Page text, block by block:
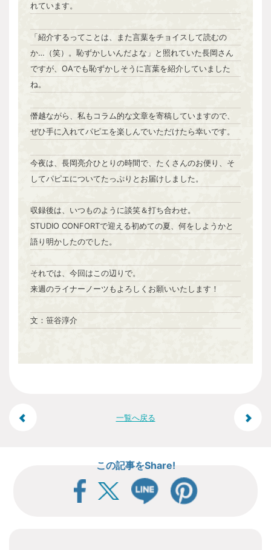
れています。
「紹介するってことは、また言葉をチョイスして読むの
か…（笑）。恥ずかしいんだよな」と照れていた長岡さん
ですが、OAでも恥ずかしそうに言葉を紹介していました
ね。
僭越ながら、私もコラム的な文章を寄稿していますので、
ぜひ手に入れてパピエを楽しんでいただけたら幸いです。
今夜は、長岡亮介ひとりの時間で、たくさんのお便り、そ
してパピエについてたっぷりとお届けしました。
収録後は、いつものように談笑＆打ち合わせ。
STUDIO CONFORTで迎える初めての夏、何をしようかと
語り明かしたのでした。
それでは、今回はこの辺りで。
来週のライナーノーツもよろしくお願いいたします！
文：笹谷淳介
投
一覧へ戻る
この記事をShare!